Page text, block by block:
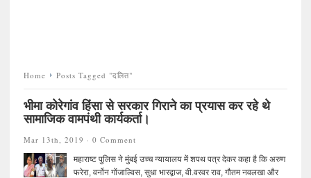
Home Posts Tagged "दलित"
भीमा कोरेगांव हिंसा से सरकार गिराने का प्रयास कर रहे थे
सामाजिक वामपंथी कार्यकर्ता।
Mar 13th, 2019 · 0 Comment
महाराष्ट पुलिस ने मुंबई उच्च न्यायालय में शपथ पत्र देकर कहा है कि अरुण
फरेरा, वर्नोन गोंजाल्विस, सुधा भारद्वाज, वी.वरवर राव, गौतम नवलखा और